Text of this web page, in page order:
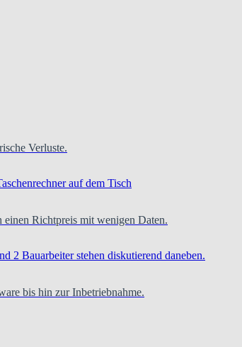
Verluste.
Richtpreis mit wenigen Daten.
bis hin zur Inbetriebnahme.